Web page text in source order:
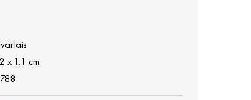
x 1.1 cm